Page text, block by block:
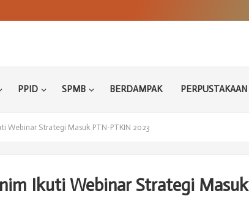
PPID SPMB BERDAMPAK PERPUSTAKAAN
Webinar Strategi Masuk PTN-PTKIN 2023
Ikuti Webinar Strategi Masuk